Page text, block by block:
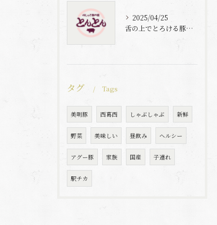
2025/04/25
舌の上でとろける豚肉と自家製梅出汁の魅力
タグ Tags
美明豚 西葛西 しゃぶしゃぶ 新鮮
野菜 美味しい 昼飲み ヘルシー
アグー豚 家族 国産 子連れ
駅チカ